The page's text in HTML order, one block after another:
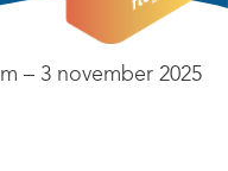
– 3 november 2025